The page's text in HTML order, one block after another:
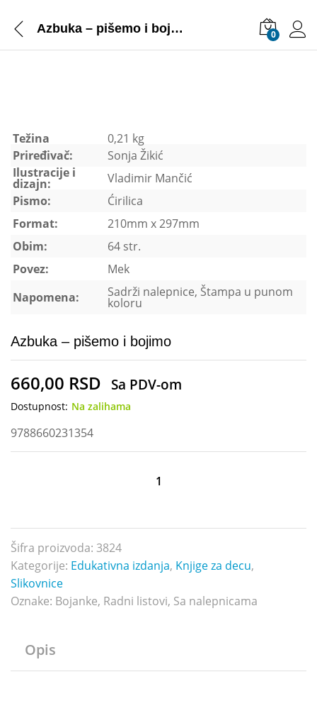
Azbuka – pišemo i bojimo 0
Težina
0,21 kg
Priređivač:
Sonja Žikić
Ilustracije i
dizajn:
Vladimir Mančić
Pismo:
Ćirilica
Format:
210mm x 297mm
Obim:
64 str.
Povez:
Mek
Napomena:
Sadrži nalepnice, Štampa u punom
koloru
Azbuka – pišemo i bojimo
660,00 RSD Sa PDV-om
Dostupnost: Na zalihama
9788660231354
i
bojimo
količina
Šifra proizvoda: 3824
Kategorije: Edukativna izdanja, Knjige za decu,
Slikovnice
Oznake: Bojanke, Radni listovi, Sa nalepnicama
Opis